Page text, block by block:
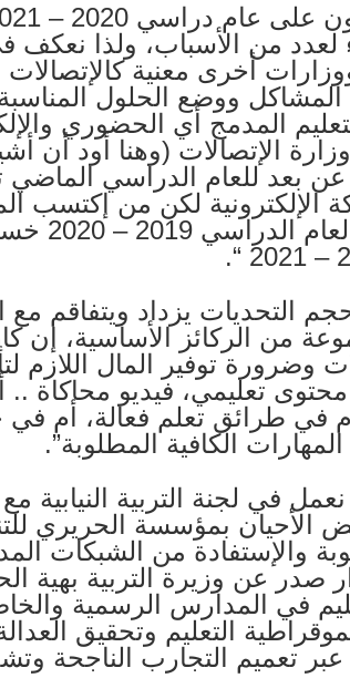
من الأسباب، ولذا نعكف في
أخرى معنية كالإتصالات
ووضع الحلول
المدمج أي الحضوري
الإتصالات (وهنا أود أن
الإلكترونية لكن من إكتسب
10 %
التحديات يزداد ويتفاقم
من الركائز الأساسية، إن
وضرورة توفير المال اللازم
محتوى تعليمي، فيديو
أم في طرائق تعلم فعالة، أم
الكافية المطلوبة”.
في لجنة التربية النيابية
الأحيان بمؤسسة الحريري
في المدارس الرسمية
التعليم وتحقيق
عبر تعميم التجارب الناجحة